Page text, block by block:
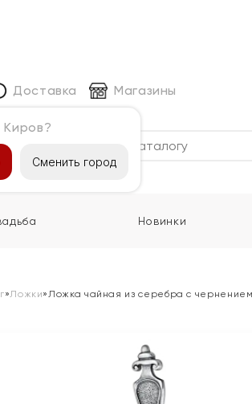
Сменить город
Доставка Магазины
Новинки
»Ложки»Ложка чайная из серебра с